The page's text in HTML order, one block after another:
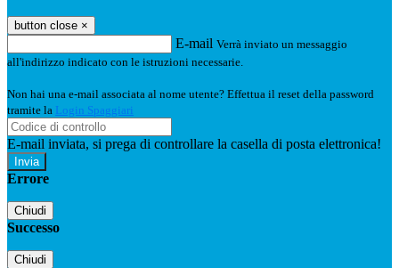
button close ×
E-mail Verrà inviato un messaggio
all'indirizzo indicato con le istruzioni necessarie.
Non hai una e-mail associata al nome utente? Effettua il reset della password
tramite la Login Spaggiari
E-mail inviata, si prega di controllare la casella di posta elettronica!
Errore
Chiudi
Successo
Chiudi